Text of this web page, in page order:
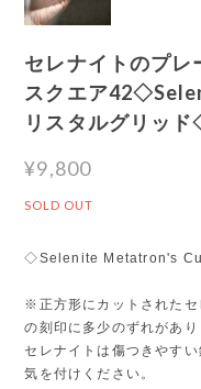
セレナイトのプレ
スクエア
リスタルグリッ
¥9,800
SOLD OUT
◇Selenite Metatron's
※正方形にカットされたセ
の刻印に多少のずれがあり
セレナイトは傷つきやす
気を付けください。